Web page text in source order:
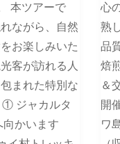
本ツアーで
ながら、自然
お楽しみいた
客が訪れる人
まれた特別な
ジャカルタ
向かいます
心
熟
品
焙
＆
開
ワ